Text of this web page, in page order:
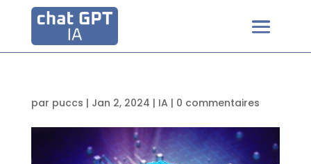
par puccs | Jan 2, 2024 | IA | 0 commentaires